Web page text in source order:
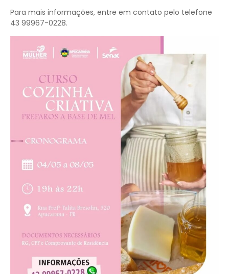
Para mais informações, entre em contato pelo telefone
43 99967-0228.